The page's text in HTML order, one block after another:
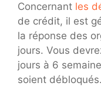
Concernant les
de crédit, il est
la réponse des
jours. Vous
jours à 6
soient débloqués.